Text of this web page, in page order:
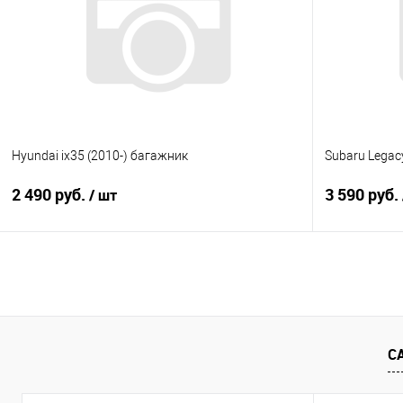
Под заказ
Hyundai ix35 (2010-) багажник
2 490 руб. / шт
Купить в 1 клик
Сравнение
Subaru
3 590 руб.
Купить в 1
В